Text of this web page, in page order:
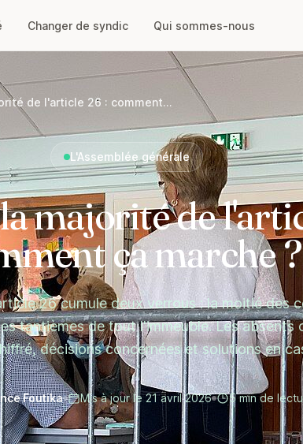
Changer de syndic Qui sommes-nous
de l'article 26 : comment...
L'Assemblée générale
majorité de
ça marche ?
26 cumule deux verrous : la moitié des
tantièmes de tout l'immeuble. Les absents
décisions concernées et solutions en
Foutika Mis à jour le21 avril 2026 5 min de